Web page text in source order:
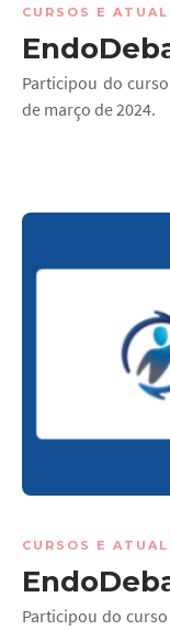
CURSOS E
Participou do
de março de 2024.
CURSOS E
Participou do